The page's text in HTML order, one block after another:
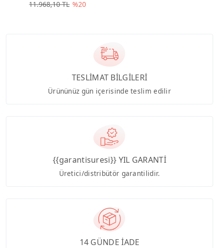
11.968,10 TL %20
TESLİMAT BİLGİLERİ
Ürününüz gün içerisinde teslim edilir
{{garantisuresi}} YIL GARANTİ
Üretici/distribütör garantilidir.
14 GÜNDE İADE